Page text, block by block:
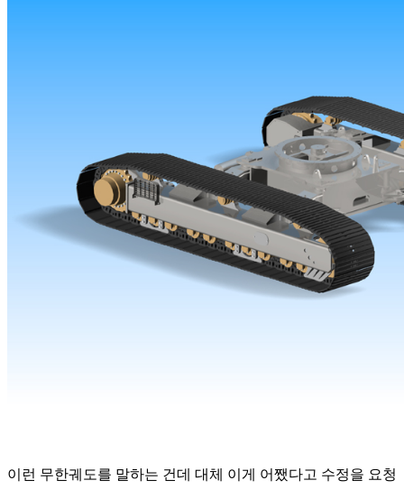
이런 무한궤도를 말하는 건데 대체 이게 어쨌다고 수정을 요청